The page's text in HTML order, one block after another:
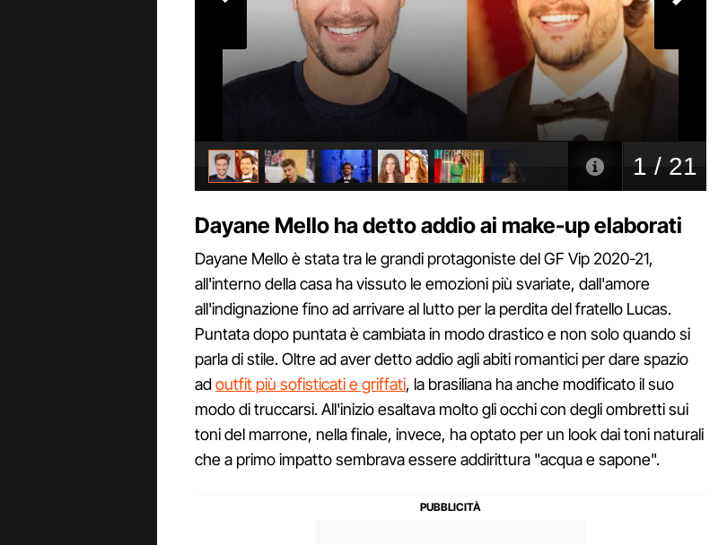
Dayane Mello ha detto addio ai make-up elaborati
Dayane Mello è stata tra le grandi protagoniste del GF Vip 2020-21,
all'interno della casa ha vissuto le emozioni più svariate, dall'amore
all'indignazione fino ad arrivare al lutto per la perdita del fratello Lucas.
Puntata dopo puntata è cambiata in modo drastico e non solo quando si
parla di stile. Oltre ad aver detto addio agli abiti romantici per dare spazio
adoutfit più sofisticati e griffati, la brasiliana ha anche modificato il suo
modo di truccarsi. All'inizio esaltava molto gli occhi con degli ombretti sui
toni del marrone, nella finale, invece, ha optato per un look dai toni naturali
che a primo impatto sembrava essere addirittura "acqua e sapone".